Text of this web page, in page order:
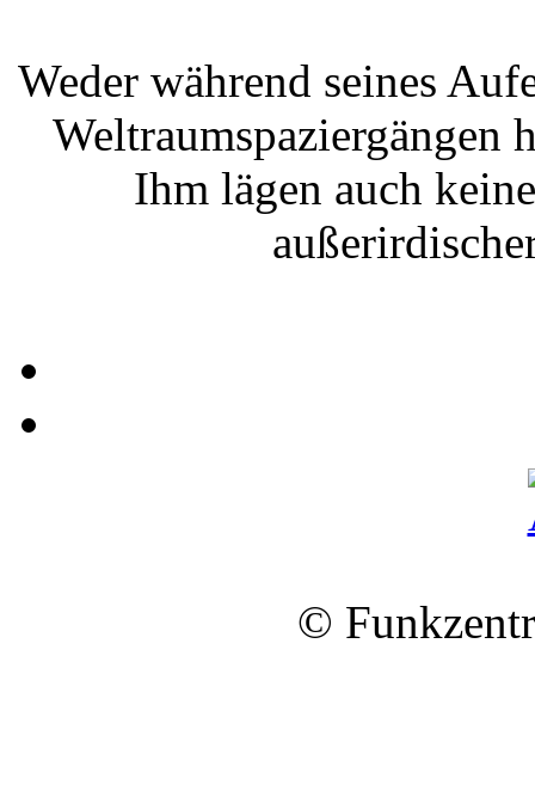
Weder während seines
Weltraumspaziergängen
Ihm lägen auch
©